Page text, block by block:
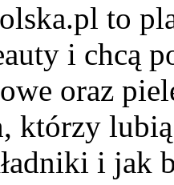
to
i chcą
oraz
którzy lubią
i jak